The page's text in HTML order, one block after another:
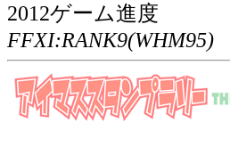
2012ゲーム進度
FFXI:RANK9(WHM95)